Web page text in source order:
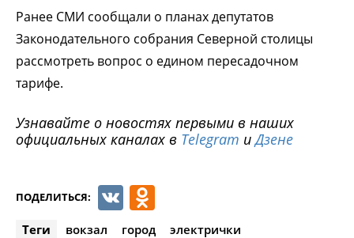
Ранее СМИ сообщали о планах депутатов
Законодательного собрания Северной столицы
рассмотреть вопрос о едином пересадочном
тарифе.
Узнавайте о новостях первыми в наших
официальных каналах в Telegram иДзене
ПОДЕЛИТЬСЯ: VK
Теги вокзал город электрички